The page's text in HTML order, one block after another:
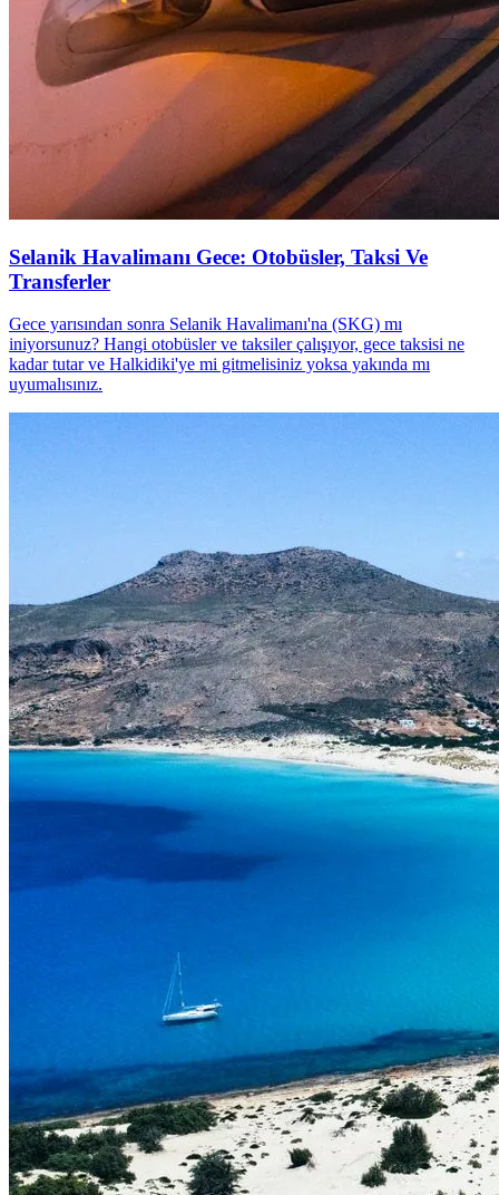
Selanik Havalimanı Gece: Otobüsler, Taksi Ve
Transferler
Gece yarısından sonra Selanik Havalimanı'na (SKG) mı
iniyorsunuz? Hangi otobüsler ve taksiler çalışıyor, gece taksisi ne
kadar tutar ve Halkidiki'ye mi gitmelisiniz yoksa yakında mı
uyumalısınız.